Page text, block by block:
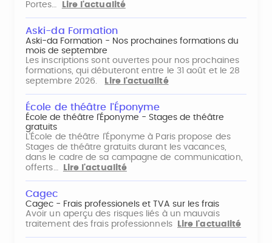
Portes… Lire l'actualité
Aski-da Formation
Aski-da Formation - Nos prochaines formations du
mois de septembre
Les inscriptions sont ouvertes pour nos prochaines
formations, qui débuteront entre le 31 août et le 28
septembre 2026.
Lire l'actualité
École de théâtre l'Éponyme
École de théâtre l'Éponyme - Stages de théâtre
gratuits
L'École de théâtre l'Éponyme à Paris propose des
Stages de théâtre gratuits durant les vacances,
dans le cadre de sa campagne de communication,
offerts…
Lire l'actualité
Cagec
Cagec - Frais professionels et TVA sur les frais
Avoir un aperçu des risques liés à un mauvais
traitement des frais professionnels
Lire l'actualité